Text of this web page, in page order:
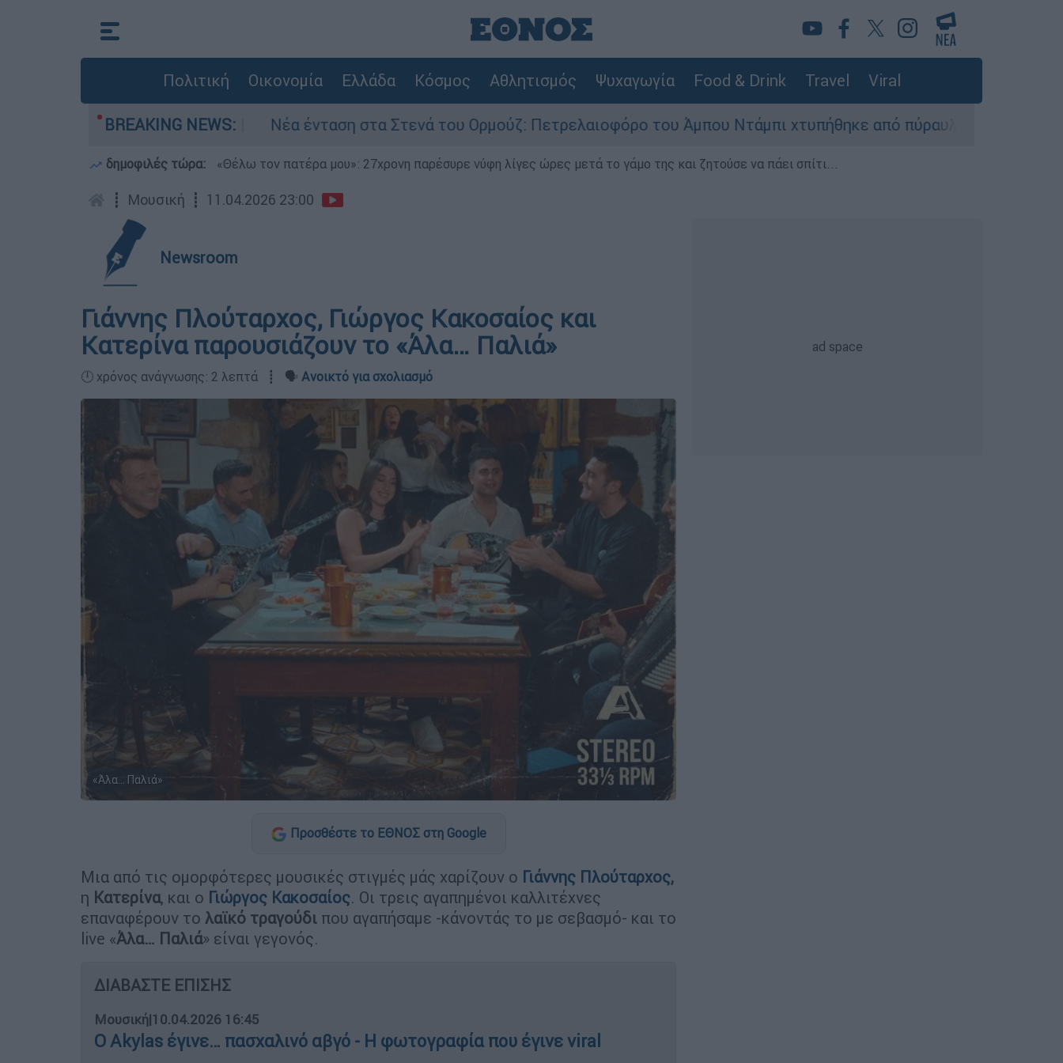
Πολιτική Οικονομία Ελλάδα Κόσμος Αθλητισμός Ψυχαγωγία Food & Drink Travel Viral
BREAKING NEWS:
Ισιδώρους Νέα ένταση στα Στενά του Ορμούζ: Πετρελαιοφόρο του Άμπου Ντάμπι χτυπήθηκε από πύραυλο Επικίνδυνο
δημοφιλές τώρα: «Θέλω τον πατέρα μου»: 27χρονη παρέσυρε νύφη λίγες ώρες μετά το γάμο της και ζητούσε να πάει σπίτι...
┋ Μουσική ┋ 11.04.2026 23:00
Newsroom
Γιάννης Πλούταρχος, Γιώργος Κακοσαίος και
Κατερίνα παρουσιάζουν το «Άλα… Παλιά»
🕛 χρόνος ανάγνωσης: 2 λεπτά ┋ 🗣️ Ανοικτό για σχολιασμό
«Άλα… Παλιά»
Προσθέστε το ΕΘΝΟΣ στη Google
Μια από τις ομορφότερες μουσικές στιγμές μάς χαρίζουν ο Γιάννης Πλούταρχος,
η Κατερίνα, και ο Γιώργος Κακοσαίος. Οι τρεις αγαπημένοι καλλιτέχνες
επαναφέρουν το λαϊκό τραγούδι που αγαπήσαμε -κάνοντάς το με σεβασμό- και το
live «Άλα… Παλιά» είναι γεγονός.
ΔΙΑΒΑΣΤΕ ΕΠΙΣΗΣ
Μουσική|10.04.2026 16:45
Ο Akylas έγινε… πασχαλινό αβγό - Η φωτογραφία που έγινε viral